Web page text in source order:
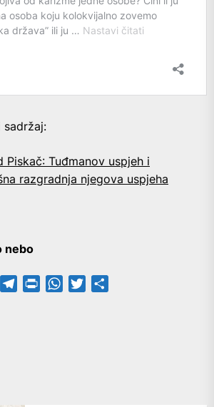
sadržaj:
Piskač: Tuđmanov uspjeh i
razgradnja njegova uspjeha
nebo
TelegramPrintFriendly
WhatsApp
Twitter